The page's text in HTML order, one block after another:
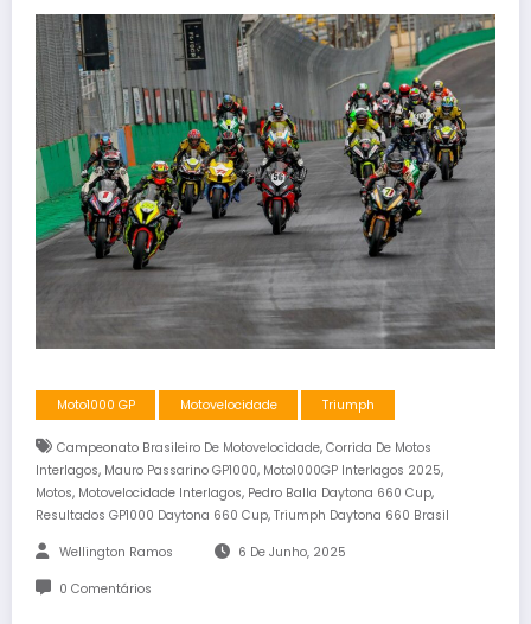
Moto1000 GP Motovelocidade Triumph
Campeonato Brasileiro De Motovelocidade, Corrida De Motos
Interlagos, Mauro Passarino GP1000, Moto1000GP Interlagos 2025,
Motos, Motovelocidade Interlagos, Pedro Balla Daytona 660 Cup,
Resultados GP1000 Daytona 660 Cup, Triumph Daytona 660 Brasil
Wellington Ramos 6 De Junho, 2025
0 Comentários